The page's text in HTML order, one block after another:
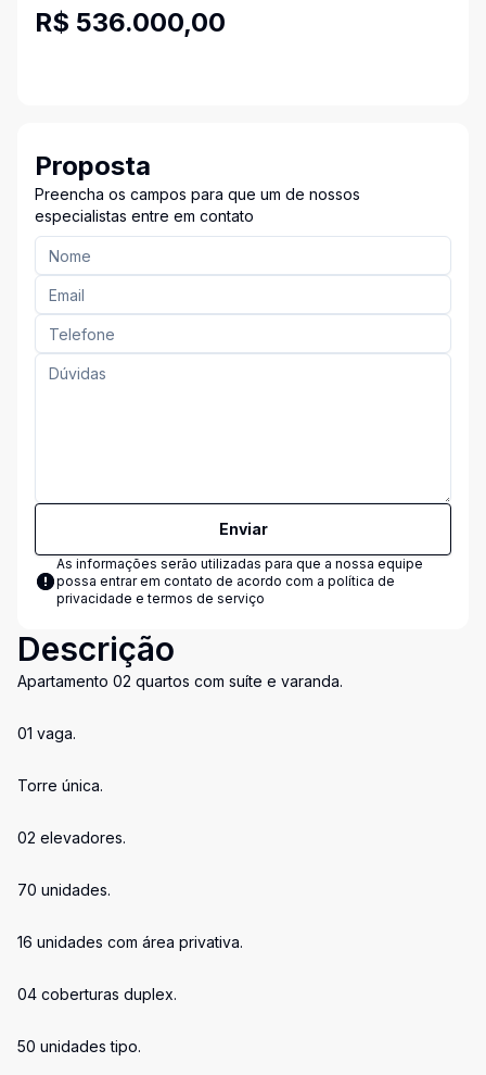
R$ 536.000,00
Proposta
Preencha os campos para que um de nossos
especialistas entre em contato
Enviar
As informações serão utilizadas para que a nossa equipe
possa entrar em contato de acordo com a política de
privacidade e termos de serviço
Descrição
Apartamento 02 quartos com suíte e varanda.
01 vaga.
Torre única.
02 elevadores.
70 unidades.
16 unidades com área privativa.
04 coberturas duplex.
50 unidades tipo.